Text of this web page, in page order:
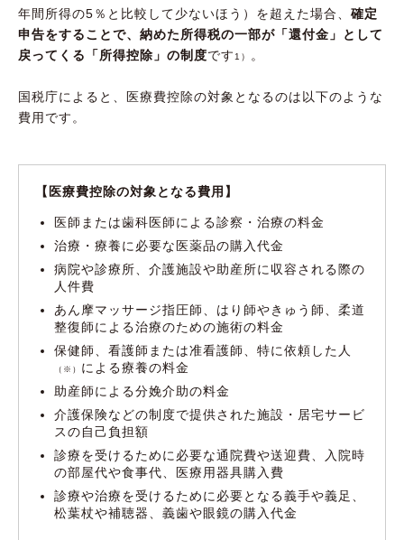
年間所得の5％と比較して少ないほう）を超えた場合、 確定
申告をすることで、納めた所得税の一部が「還付金」として
戻ってくる「所得控除」の制度です1） 。
国税庁によると、医療費控除の対象となるのは以下のような
費用です。
【医療費控除の対象となる費用】
医師または歯科医師による診察・治療の料金
治療・療養に必要な医薬品の購入代金
病院や診療所、介護施設や助産所に収容される際の
人件費
あん摩マッサージ指圧師、はり師やきゅう師、柔道
整復師による治療のための施術の料金
保健師、看護師または准看護師、特に依頼した人
（※） による療養の料金
助産師による分娩介助の料金
介護保険などの制度で提供された施設・居宅サービ
スの自己負担額
診療を受けるために必要な通院費や送迎費、入院時
の部屋代や食事代、医療用器具購入費
診療や治療を受けるために必要となる義手や義足、
松葉杖や補聴器、義歯や眼鏡の購入代金